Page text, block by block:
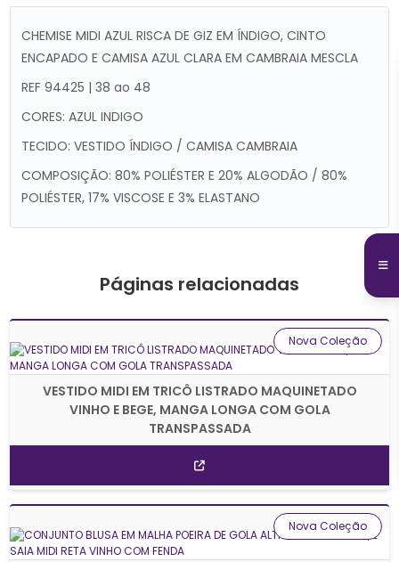
CHEMISE MIDI AZUL RISCA DE GIZ EM ÍNDIGO, CINTO
ENCAPADO E CAMISA AZUL CLARA EM CAMBRAIA MESCLA
REF 94425 | 38 ao 48
CORES: AZUL INDIGO
TECIDO: VESTIDO ÍNDIGO / CAMISA CAMBRAIA
COMPOSIÇÃO: 80% POLIÉSTER E 20% ALGODÃO / 80%
POLIÉSTER, 17% VISCOSE E 3% ELASTANO
Páginas relacionadas
VESTIDO MIDI EM TRICÔ LISTRADO MAQUINETADO
VINHO E BEGE, MANGA LONGA COM GOLA
TRANSPASSADA
Nova Coleção
Nova Coleção